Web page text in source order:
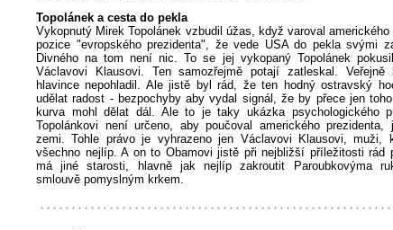
Topolánek a cesta do pekla
Vykopnutý Mirek Topolánek vzbudil úžas, když varoval
pozice "evropského prezidenta", že vede USA do pekla svými
Divného na tom není nic. To se jej vykopaný Topolánek
Václavovi Klausovi. Ten samozřejmě potají zatleskal. Veřejně
hlavince nepohladil. Ale jistě byl rád, že ten hodný ostravský
udělat radost - bezpochyby aby vydal signál, že by přece jen
kurva mohl dělat dál. Ale to je taky ukázka psychologického
Topolánkovi není určeno, aby poučoval amerického
zemi. Tohle právo je vyhrazeno jen Václavovi Klausovi,
všechno nejlíp. A on to Obamovi jistě při nejbližší příležitosti rád
má jiné starosti, hlavně jak nejlíp zakroutit Paroubkovýma
smlouvě pomyslným krkem.